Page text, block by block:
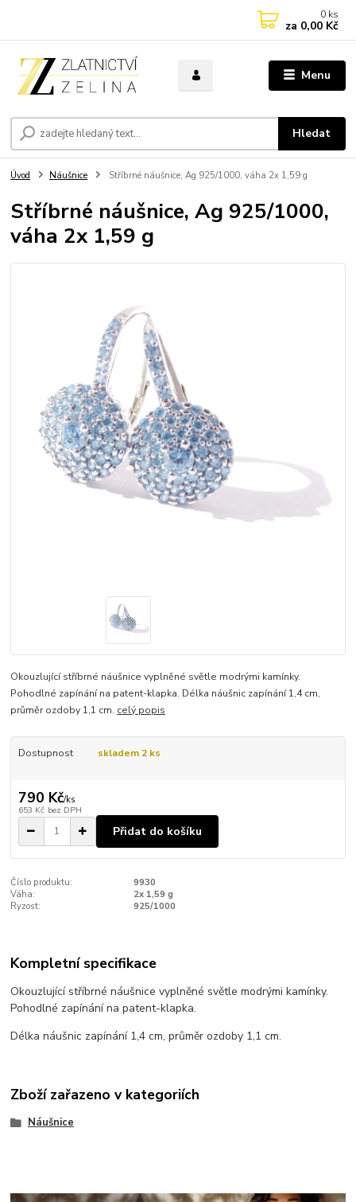
Menu
Hledat
0 ks
za 0,00 Kč
Úvod Náušnice Stříbrné náušnice, Ag 925/1000, váha 2x 1,59 g
Stříbrné náušnice, Ag 925/1000,
váha 2x 1,59 g
Okouzlující stříbrné náušnice vyplněné světle modrými kamínky.
Pohodlné zapínání na patent-klapka. Délka náušnic zapínání 1,4 cm,
průměr ozdoby 1,1 cm. celý popis
Dostupnost skladem 2 ks
790 Kč/ks
653 Kč bez DPH
Přidat do košíku
Číslo produktu:
9930
Váha:
2x 1,59 g
Ryzost:
925/1000
Kompletní specifikace
Okouzlující stříbrné náušnice vyplněné světle modrými kamínky.
Pohodlné zapínání na patent-klapka.
Délka náušnic zapínání 1,4 cm, průměr ozdoby 1,1 cm.
Zboží zařazeno v kategoriích
Náušnice